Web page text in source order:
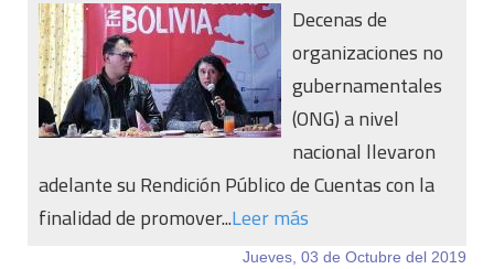
Decenas de
organizaciones no
gubernamentales
(ONG) a nivel
nacional llevaron
adelante su Rendición Público de Cuentas con la
finalidad de promover...Leer más
Jueves, 03 de Octubre del 2019